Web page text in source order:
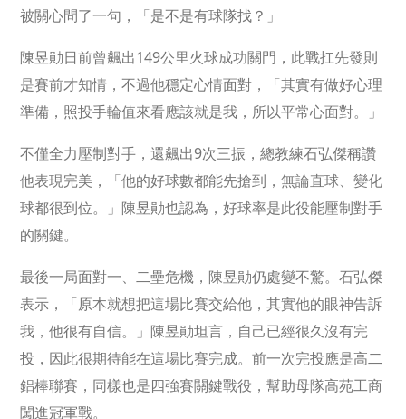
被關心問了一句，「是不是有球隊找？」
陳昱勛日前曾飆出149公里火球成功關門，此戰扛先發則
是賽前才知情，不過他穩定心情面對，「其實有做好心理
準備，照投手輪值來看應該就是我，所以平常心面對。」
不僅全力壓制對手，還飆出9次三振，總教練石弘傑稱讚
他表現完美，「他的好球數都能先搶到，無論直球、變化
球都很到位。」陳昱勛也認為，好球率是此役能壓制對手
的關鍵。
最後一局面對一、二壘危機，陳昱勛仍處變不驚。石弘傑
表示，「原本就想把這場比賽交給他，其實他的眼神告訴
我，他很有自信。」陳昱勛坦言，自己已經很久沒有完
投，因此很期待能在這場比賽完成。前一次完投應是高二
鋁棒聯賽，同樣也是四強賽關鍵戰役，幫助母隊高苑工商
闖進冠軍戰。